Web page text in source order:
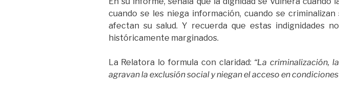
cuando se les niega información, cuando se
afectan su salud. Y recuerda que estas indignidades
históricamente marginados.
La Relatora lo formula con claridad: “La criminalización,
agravan la exclusión social y niegan el acceso en